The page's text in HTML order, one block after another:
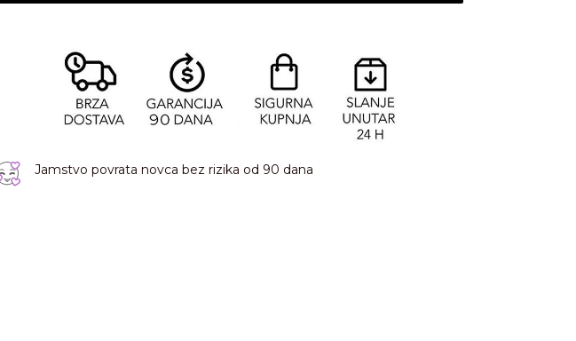
Jamstvo povrata novca bez rizika od 90 dana